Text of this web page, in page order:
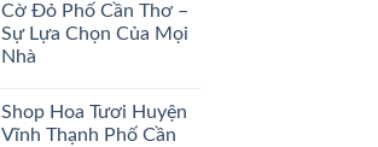
Cờ Đỏ Phố Cần Thơ –
Sự Lựa Chọn Của Mọi
Nhà
Shop Hoa Tươi Huyện
Vĩnh Thạnh Phố Cần